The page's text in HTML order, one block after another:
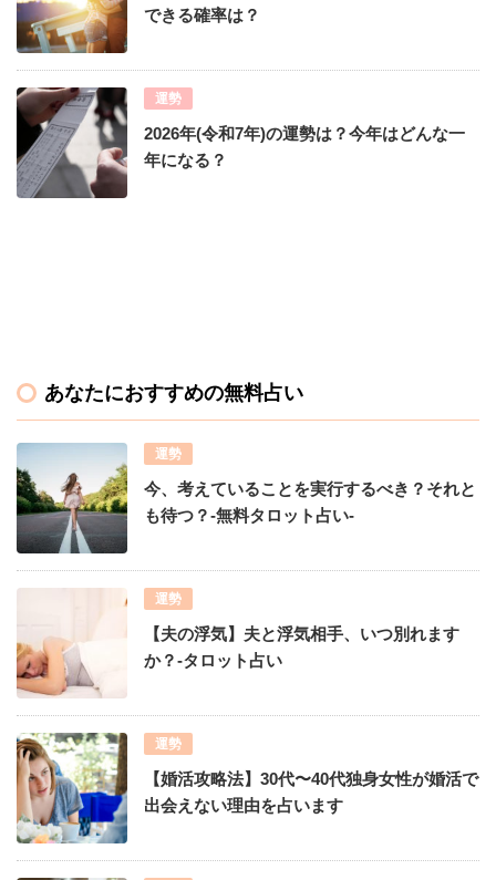
できる確率は？
運勢
2026年(令和7年)の運勢は？今年はどんな一
年になる？
あなたにおすすめの無料占い
運勢
今、考えていることを実行するべき？それと
も待つ？-無料タロット占い-
運勢
【夫の浮気】夫と浮気相手、いつ別れます
か？-タロット占い
運勢
【婚活攻略法】30代〜40代独身女性が婚活で
出会えない理由を占います